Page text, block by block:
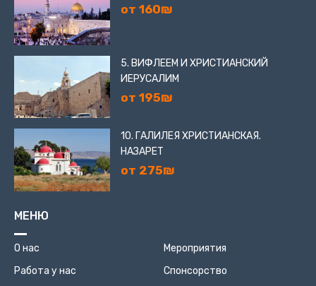
от 160₪
5. ВИФЛЕЕМ И ХРИСТИАНСКИЙ
ИЕРУСАЛИМ
от 195₪
10. ГАЛИЛЕЯ ХРИСТИАНСКАЯ.
НАЗАРЕТ
от 275₪
МЕНЮ
О нас
Работа у нас
Мероприятия
Спонсорство